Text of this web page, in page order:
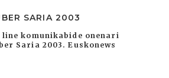
SARIA 2003
line komunikabide onenari
Saria 2003. Euskonews